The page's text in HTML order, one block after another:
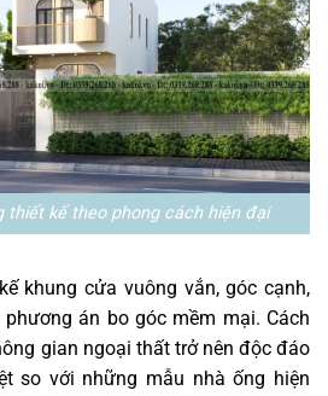
thiết kế theo phong cách hiện đại
khung cửa vuông vắn, góc cạnh,
án bo góc mềm mại. Cách
gian ngoại thất trở nên độc đáo
so với những mẫu nhà ống hiện